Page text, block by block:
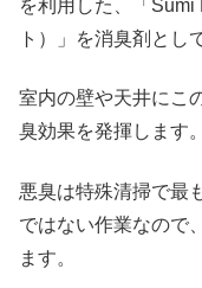
を利用した、「Sumi
ト）」を消臭剤とし
室内の壁や天井にこ
臭効果を発揮します。
悪臭は特殊清掃で最
ではない作業なので
ます。